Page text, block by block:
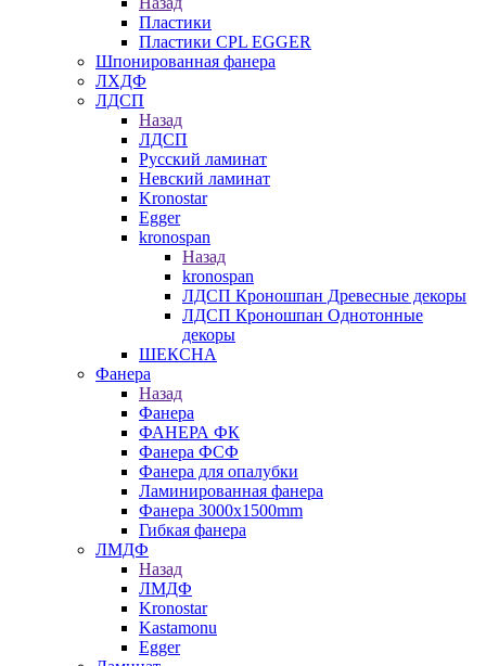
Пластики
Пластики CPL EGGER
Шпонированная фанера
ЛХДФ
ЛДСП
Назад
ЛДСП
Русский ламинат
Невский ламинат
Kronostar
Egger
kronospan
Назад
kronospan
ЛДСП Кроношпан Древесные декоры
ЛДСП Кроношпан Однотонные
декоры
ШЕКСНА
Фанера
Назад
Фанера
ФАНЕРА ФК
Фанера ФСФ
Фанера для опалубки
Ламинированная фанера
Фанера 3000х1500mm
Гибкая фанера
ЛМДФ
Назад
ЛМДФ
Kronostar
Kastamonu
Egger